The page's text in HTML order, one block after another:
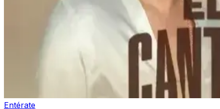
Entérate